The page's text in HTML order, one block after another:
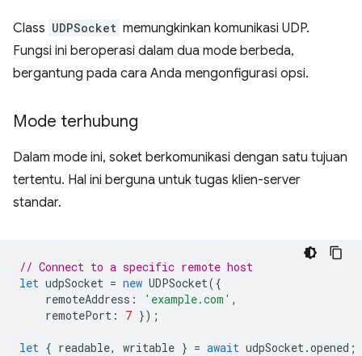
Class UDPSocket memungkinkan komunikasi UDP.
Fungsi ini beroperasi dalam dua mode berbeda,
bergantung pada cara Anda mengonfigurasi opsi.
Mode terhubung
Dalam mode ini, soket berkomunikasi dengan satu tujuan
tertentu. Hal ini berguna untuk tugas klien-server
standar.
// Connect to a specific remote host
let udpSocket = new UDPSocket({
remoteAddress : 'example.com' ,
remotePort : 7 });
let { readable, writable } = await udpSocket.opened ;